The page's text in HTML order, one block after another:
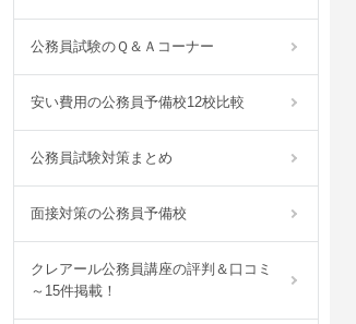
公務員試験のＱ＆Ａコーナー
安い費用の公務員予備校12校比較
公務員試験対策まとめ
面接対策の公務員予備校
クレアール公務員講座の評判＆口コミ
～15件掲載！